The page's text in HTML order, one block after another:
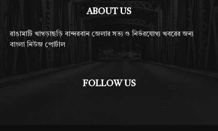
ABOUT US
রাঙামাটি খাগড়াছড়ি বান্দরবান জেলার সত্য ও নির্ভরযোগ্য খবরের জন্য
বাংলা নিউজ পোর্টাল
FOLLOW US